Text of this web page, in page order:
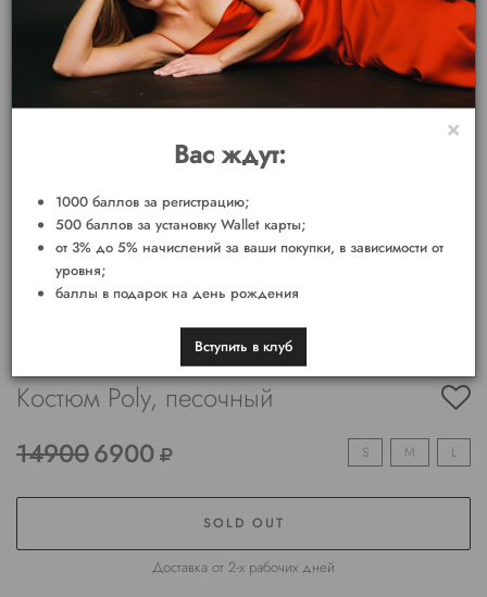
Костюм Poly, песочный
149006900 S M L
SOLD OUT
Доставка от 2-х рабочих дней
×
Вас ждут:
1000 баллов за регистрацию;
500 баллов за установку Wallet карты;
от 3% до 5% начислений за ваши покупки, в зависимости от
уровня;
баллы в подарок на день рождения
Вступить в клуб